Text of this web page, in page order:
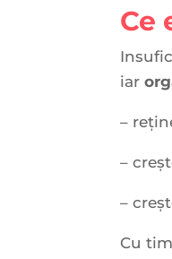
Ce
iar
–
–
–
Cu